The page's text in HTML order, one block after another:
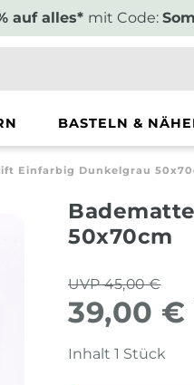
auf alles* mit Code:
BASTELN &
Einfarbig Dunkelgrau
50x70cm
UVP 45,00 €
39,00 €
Inhalt 1 Stück